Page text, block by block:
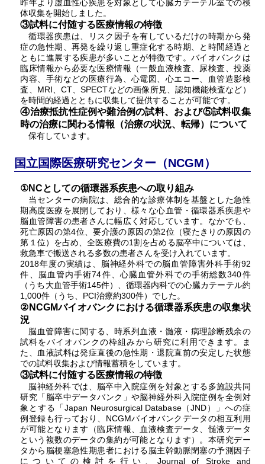
昨年より虚血性心疾患を対象として心臓カテーテル室での検
体収集を開始しました。
③試料に付随する医療情報の特徴
循環器疾患は、リスク因子を有しているだけの時期から発
症の急性期、再発を繰り返し重症化する時期、と時間経過と
ともに進展する疾患が多いことが特徴です。バイオバンクは
臨床情報から必要な医療情報（一般血液検査、尿検査、投薬
内容、手術などの医療行為、心電図、心エコー、血管造影検
査、MRI、CT、SPECTなどの画像所見、認知機能検査など）
を時間的経過とともに収集して提供することが可能です。
④治療抵抗性症例や難治例の試料、および⑤試料収集
時の治療に関わる情報（治療の状況、転帰）について
保有しています。
国立国際医療研究センター（NCGM）
①NCとしての循環器系疾患への取り組み
当センターの病院は、総合的な診療体制を基盤とした急性
期高度医療を展開しており、様々な心血管・循環器系疾患や
脳血管障害の患者さんに幅広く対応しています。なかでも、
死亡原因の第4位、要介護の原因の第2位（寝たきりの原因の
第１位）を占め、全医療費の1割を占める脳卒中については、
救急車で搬送される多数の患者さんを受け入れています。
2018年度の実績は、脳神経外科での脳血管障害外科手術92
件、脳血管内手術74件、心臓血管外科での手術総数340件
（うち大血管手術145件）、循環器内科での心臓カテーテル約
1,000件（うち、PCI治療約300件）でした。
②NCGMバイオバンクにおける循環器系疾患の収集状
況
脳血管障害に関する、時系列血液・髄液・病理診断残余の
試料をバイオバンクの枠組みから研究に利用できます。ま
た、血液試料は発症直後の急性期・退院直前の安定した状態
での試料収集および情報蓄積をしています。
③試料に付随する医療情報の特徴
脳神経外科では、脳卒中入院症例を対象とする多施設共同
研究「脳卒中データバンク」や脳神経外科入院症例を全例対
象とする「Japan Neurosurgical Database（JND）」への症
例登録も行っており、NCGMバイオバンクデータの相互利用
が可能となります（臨床情報、血液検査データ、髄液データ
という複数のデータの集約が可能となります）。本研究デー
タから脳梗塞急性期患者における脳主幹動脈閉塞の予測因子
についての検討を行い、Journal of Stroke and